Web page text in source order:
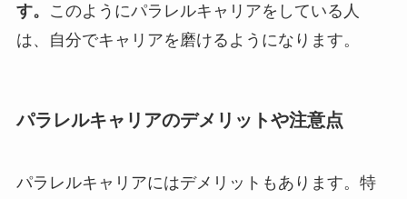
す。
このようにパラレルキャリアをしている人
は、自分でキャリアを磨けるようになります。
パラレルキャリアのデメリットや注意点
パラレルキャリアにはデメリットもあります。特